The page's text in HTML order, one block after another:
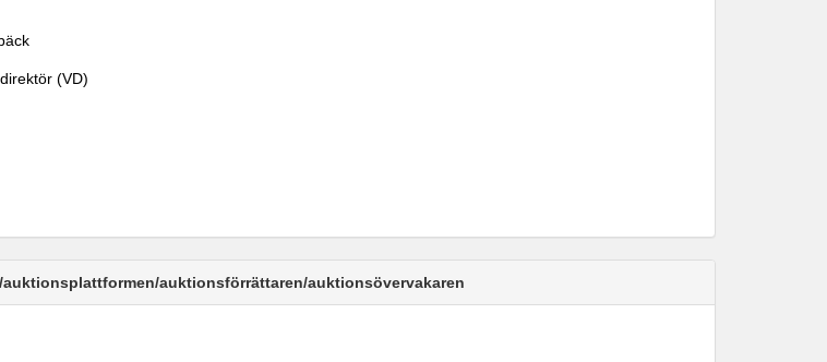
(VD)
auktionsförrättaren/auktionsövervakaren